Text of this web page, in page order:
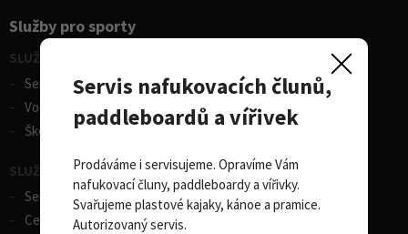
Služby pro sporty
SLUŽBY - vodní sporty
Servis lodí a člunů
Vodácká půjčovna lodí
Škola eskymování
SLUŽBY - zimní sporty
Servis lyží
Celosezonní půjčovna lyží
Servis nafukovacích člunů,
paddleboardů a vířivek
Prodáváme i servisujeme. Opravíme Vám
nafukovací čluny, paddleboardy a vířivky.
Svařujeme plastové kajaky, kánoe a pramice.
Autorizovaný servis.